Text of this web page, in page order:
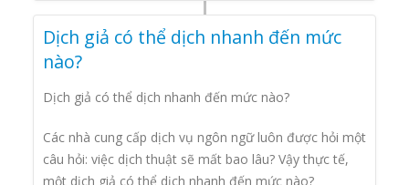
Dịch giả có thể dịch nhanh đến mức
nào?
Dịch giả có thể dịch nhanh đến mức nào?
Các nhà cung cấp dịch vụ ngôn ngữ luôn được hỏi một
câu hỏi: việc dịch thuật sẽ mất bao lâu? Vậy thực tế,
một dịch giả có thể dịch nhanh đến mức nào?